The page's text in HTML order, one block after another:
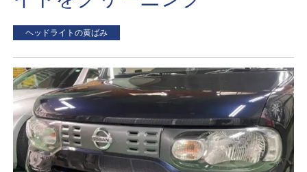
ヘッドライトの黄ばみ